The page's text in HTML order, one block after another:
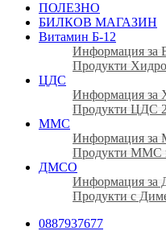
ПОЛЕЗНО
БИЛКОВ МАГАЗИН
Витамин Б-12
Информация за
Продукти
ЦДС
Информация за
Продукти ЦДС
ММС
Информация
Продукти
ДМСО
Информация
Продукти с
0887937677